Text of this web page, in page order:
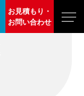
お見積もり・
お問い合わせ